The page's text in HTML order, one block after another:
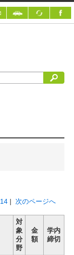
検索
14 | 次のページへ
対
象
分
野
金
額
学内
締切